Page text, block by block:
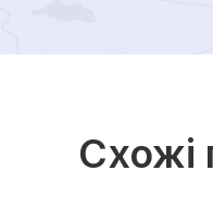
Схожі